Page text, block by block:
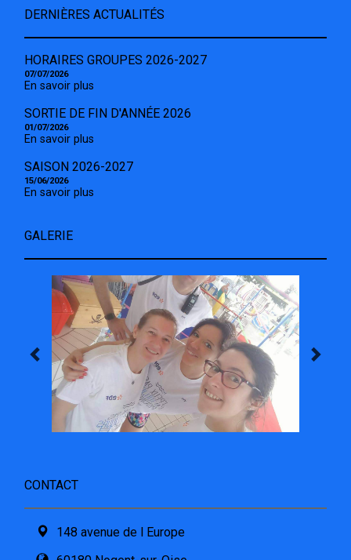
DERNIÈRES ACTUALITÉS
HORAIRES GROUPES 2026-2027
07/07/2026
En savoir plus
SORTIE DE FIN D'ANNÉE 2026
01/07/2026
En savoir plus
SAISON 2026-2027
15/06/2026
En savoir plus
GALERIE
CONTACT
148 avenue de l Europe